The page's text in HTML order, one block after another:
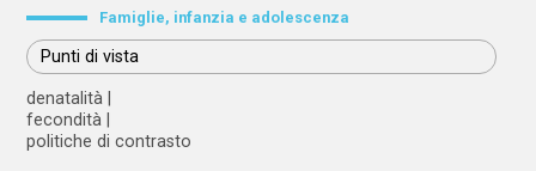
Famiglie, infanzia e adolescenza
Punti di vista
denatalità
fecondità
politiche di contrasto